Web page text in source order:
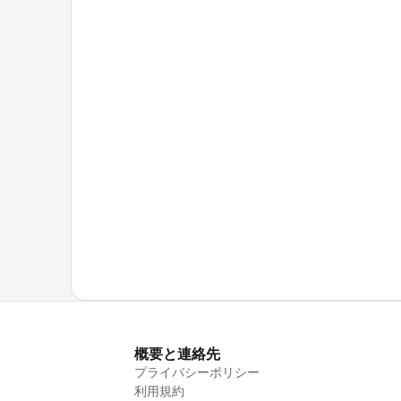
概要と連絡先
プライバシーポリシー
利用規約